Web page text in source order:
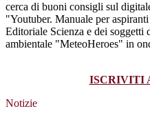
cerca di buoni consigli sul
"Youtuber. Manuale per
Editoriale Scienza e dei soggetti
ambientale "MeteoHeroes" in
ISCRIVITI
Notizie